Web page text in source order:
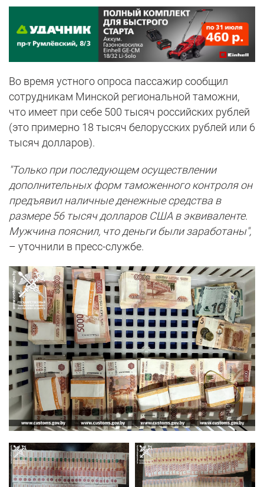
Во время устного опроса пассажир сообщил
сотрудникам Минской региональной таможни,
что имеет при себе 500 тысяч российских рублей
(это примерно 18 тысяч белорусских рублей или 6
тысяч долларов).
"Только при последующем осуществлении
дополнительных форм таможенного контроля он
предъявил наличные денежные средства в
размере 56 тысяч долларов США в эквиваленте.
Мужчина пояснил, что деньги были заработаны",
– уточнили в пресс-службе.